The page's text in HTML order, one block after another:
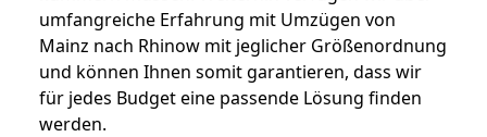
umfangreiche Erfahrung mit Umzügen von
Mainz nach Rhinow mit jeglicher Größenordnung
und können Ihnen somit garantieren, dass wir
für jedes Budget eine passende Lösung finden
werden.